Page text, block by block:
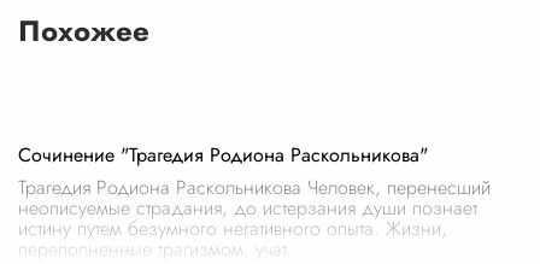
Похожее
Сочинение "Трагедия Родиона Раскольникова"
Трагедия Родиона Раскольникова Человек, перенесший
неописуемые страдания, до истерзания души познает
истину путем безумного негативного опыта. Жизни,
переполненные трагизмом, учат